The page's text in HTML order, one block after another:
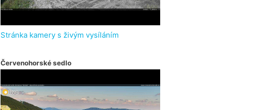
Stránka kamery s živým vysíláním
Červenohorské sedlo